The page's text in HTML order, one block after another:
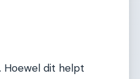
Hoewel dit helpt